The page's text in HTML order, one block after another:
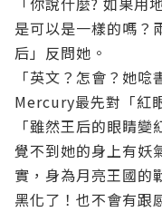
是可以是一樣的嗎？
后」反問她。
「英文？怎會？她唸
Mercury最先對「紅
「雖然王后的眼睛
覺不到她的身上有妖
實，身為月亮王國的
黑化了！也不會有跟